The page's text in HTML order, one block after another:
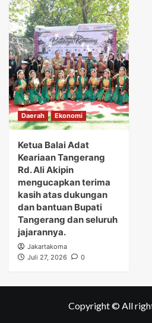
Daerah Ekonomi
Ketua Balai Adat
Keariaan Tangerang
Rd. Ali Akipin
mengucapkan terima
kasih atas dukungan
dan bantuan Bupati
Tangerang dan seluruh
jajarannya.
Jakartakoma
Juli 27, 2026
0
Copyright © All